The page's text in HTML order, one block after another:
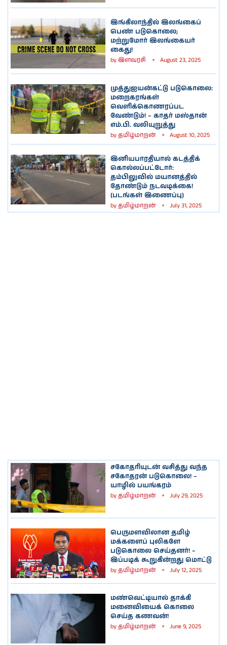
இங்கிலாந்தில் இலங்கைப்
பெண் படுகொலை;
மற்றுமோர் இலங்கையர்
கைது!
byஇளவரசி August 23, 2025
முத்துஐயன்கட்டு படுகொலை:
மறைகரங்கள்
வெளிக்கொணரப்பட
வேண்டும்! – காதர் மஸ்தான்
எம்.பி. வலியுறுத்து
byதமிழ்மாறன் August 10, 2025
இனியபாரதியால் கடத்திக்
கொல்லப்பட்டோர்:
தம்பிலுவில் மயானத்தில்
தோண்டும் நடவடிக்கை!
(படங்கள் இணைப்பு)
byதமிழ்மாறன் July 31, 2025
சகோதரியுடன் வசித்து வந்த
சகோதரன் படுகொலை! –
யாழில் பயங்கரம்
byதமிழ்மாறன் July 29, 2025
பெருமளவிலான தமிழ்
மக்களைப் புலிகளே
படுகொலை செய்தனர்! –
இப்படிக் கூறுகின்றது மொட்டு
byதமிழ்மாறன் July 12, 2025
மண்வெட்டியால் தாக்கி
மனைவியைக் கொலை
செய்த கணவன்!
byதமிழ்மாறன் June 9, 2025